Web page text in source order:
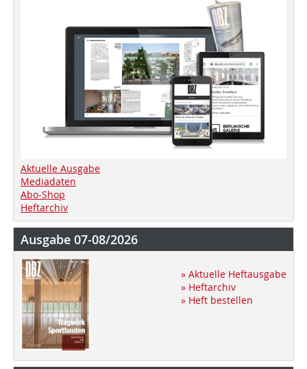
Aktuelle Ausgabe
Mediadaten
Abo-Shop
Heftarchiv
Ausgabe 07-08/2026
» Aktuelle Heftausgabe
» Heftarchiv
» Heft bestellen